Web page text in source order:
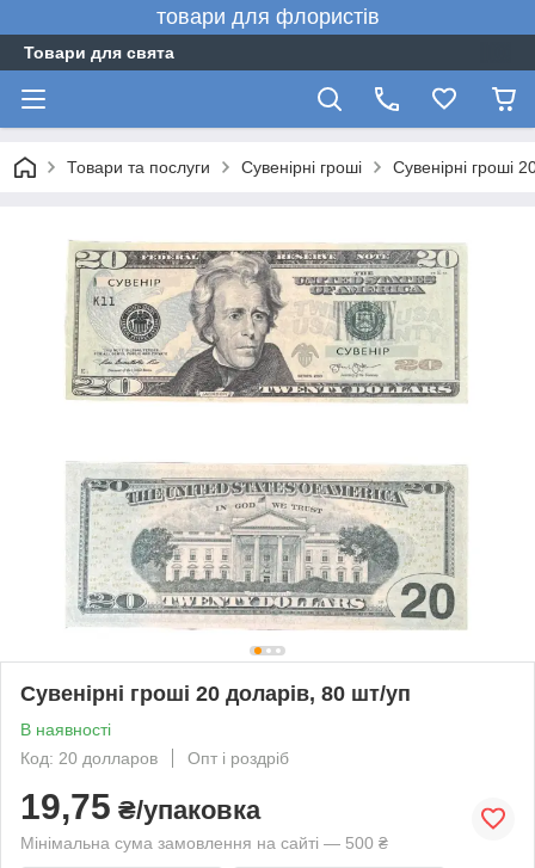
товари для флористів
Товари для свята
Товари та послуги Сувенірні гроші Сувенірні гроші
Сувенірні гроші 20 доларів, 80 шт/уп
В наявності
Код: 20 долларов
Опт і роздріб
19,75 ₴/упаковка
Мінімальна сума замовлення на сайті — 500 ₴